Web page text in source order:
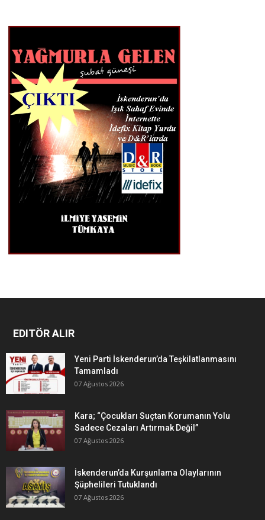
EDITÖR ALIR
Yeni Parti İskenderun’da Teşkilatlanmasını
Tamamladı
07 Ağustos 2026
Kara; “Çocukları Suçtan Korumanın Yolu
Sadece Cezaları Artırmak Değil”
07 Ağustos 2026
İskenderun’da Kurşunlama Olaylarının
Şüphelileri Tutuklandı
07 Ağustos 2026